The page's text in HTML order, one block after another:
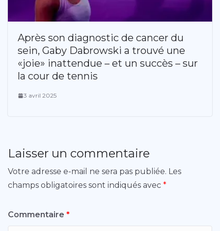
Après son diagnostic de cancer du
sein, Gaby Dabrowski a trouvé une
«joie» inattendue – et un succès – sur
la cour de tennis
3 avril 2025
Laisser un commentaire
Votre adresse e-mail ne sera pas publiée. Les
champs obligatoires sont indiqués avec *
Commentaire *